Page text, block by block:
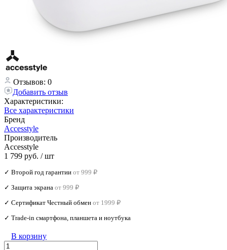
Отзывов: 0
Добавить отзыв
Характеристики:
Все характеристики
Бренд
Accesstyle
Производитель
Accesstyle
1 799 руб. / шт
✓ Второй год гарантии от 999 ₽
✓ Защита экрана от 999 ₽
✓ Сертификат Честный обмен от 1999 ₽
✓ Trade‑in смартфона, планшета и ноутбука
В корзину